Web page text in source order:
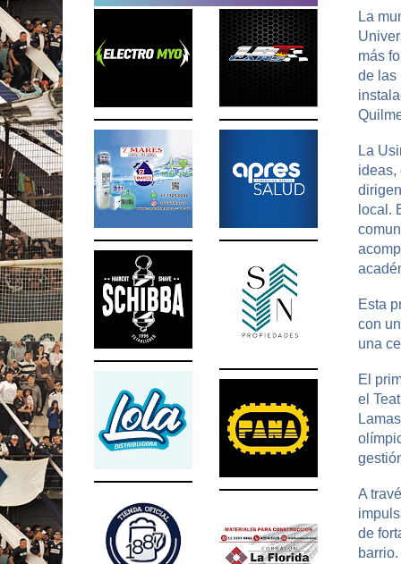
La
más
de las
La
ideas,
local.
Esta
con
una
El
el
A
de